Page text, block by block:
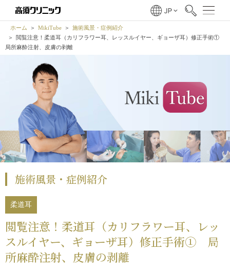
ホーム MikiTube
施術風景・症例紹介
閲覧注意！柔道耳（カリフラワー耳、レッスルイヤー、ギョーザ耳）修正手術①
局所麻酔注射、皮膚の剥離
施術風景・症例紹介
柔道耳
閲覧注意！柔道耳（カリフラワー耳、レッ
スルイヤー、ギョーザ耳）修正手術① 局
所麻酔注射、皮膚の剥離